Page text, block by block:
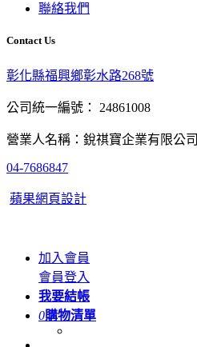
聯絡我們
Contact Us
彰化縣福興鄉彰水路268號
公司統一編號： 24861008
營業人名稱：銳祺寶企業有限公司
04-7686847
蘋果網頁設計
加入會員
會員登入
我要結帳
0購物清單